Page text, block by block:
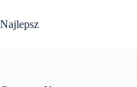
to
content
Najlepsz